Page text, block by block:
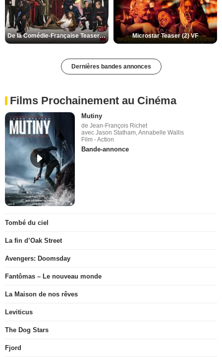
De la Comédie-Française Teaser (3) VF Microstar Teaser (2) VF
Dernières bandes annonces
Films Prochainement au Cinéma
Mutiny
de Jean-François Richet
avec Jason Statham, Annabelle Wallis
Film - Action
Bande-annonce
Tombé du ciel
La fin d’Oak Street
Avengers: Doomsday
Fantômas – Le nouveau monde
La Maison de nos rêves
Leviticus
The Dog Stars
Fjord